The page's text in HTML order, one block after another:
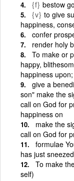
{f} bestow
{v} to give
happiness,
confer
render holy
To make or
happy,
happiness
give a
son" make the
call on God for
happiness on
make the
call on God for
formulae
has just
To make
self)